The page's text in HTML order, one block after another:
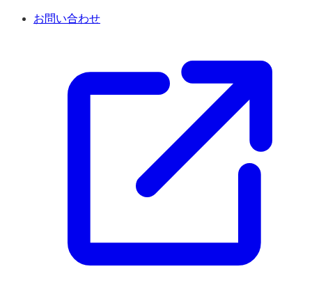
お問い合わせ